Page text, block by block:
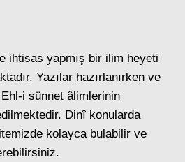
ihtisas yapmış bir ilim heyeti
Yazılar hazırlanırken ve
i sünnet âlimlerinin
Dinî konularda
kolayca bulabilir ve